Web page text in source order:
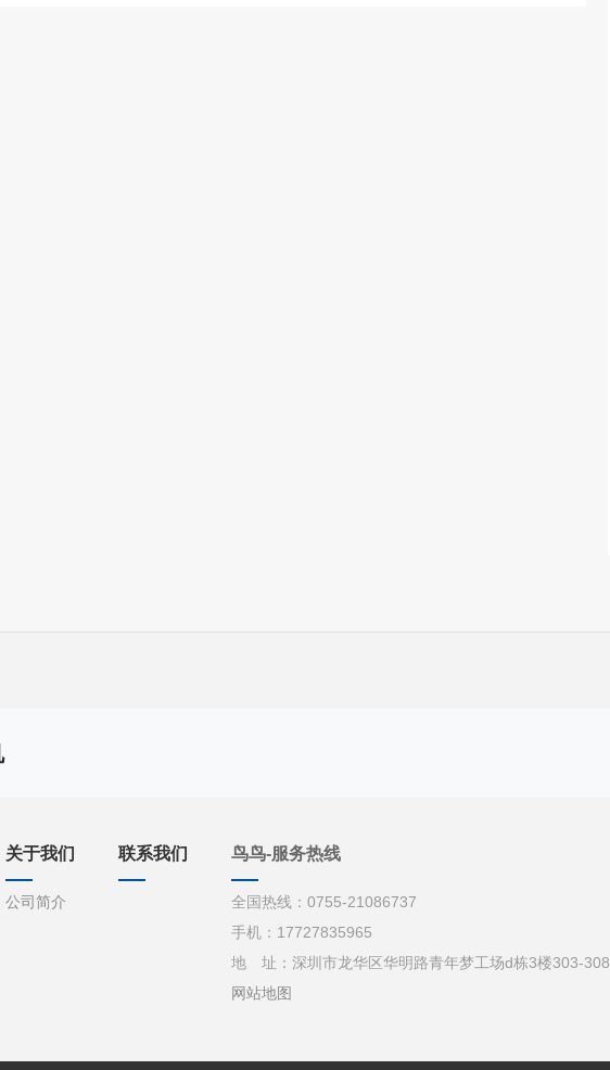
关于我们
公司简介
联系我们 鸟鸟-服务热线
全国热线：0755-21086737
手机：17727835965
地 址：深圳市龙华区华明路青年梦工场d栋3楼303-308
网站地图